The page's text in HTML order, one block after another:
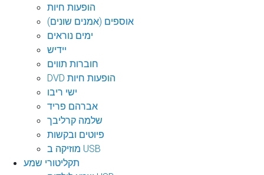
הופעות חיות
אוספים (אמנים שונים)
ימים נוראים
יידיש
חוברות תווים
DVD הופעות חיות
ישי ריבו
אברהם פריד
שלמה קרליבך
פיוטים ובקשות
מוזיקה ב USB
תקליטורי שמע